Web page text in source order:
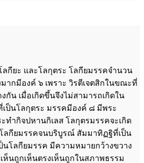
กียะ และโลกุตระ โลกียมรรคจำนวน
ากมีองค์ ๖ เพราะ วิรตีเจตสิกในขณะที่
กัน เมื่อเกิดขึ้นจึงไม่สามารถเกิดใน
ป็นโลกุตระ มรรคมีองค์ ๘ มีพระ
ทำกิจปหานกิเลส โลกุตรมรรคจะเกิด
ลกียมรรคจนบริบูรณ์ สัมมาทิฏฐิที่เป็น
โลกียมรรค มีความหมายกว้างขวาง
นถูกเห็นตรงเห็นถูกในสภาพธรรม